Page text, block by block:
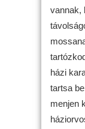
vannak,
házi
tartsa
menjen